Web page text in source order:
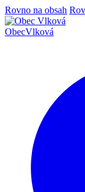
Rovno na obsah
ObecVlková